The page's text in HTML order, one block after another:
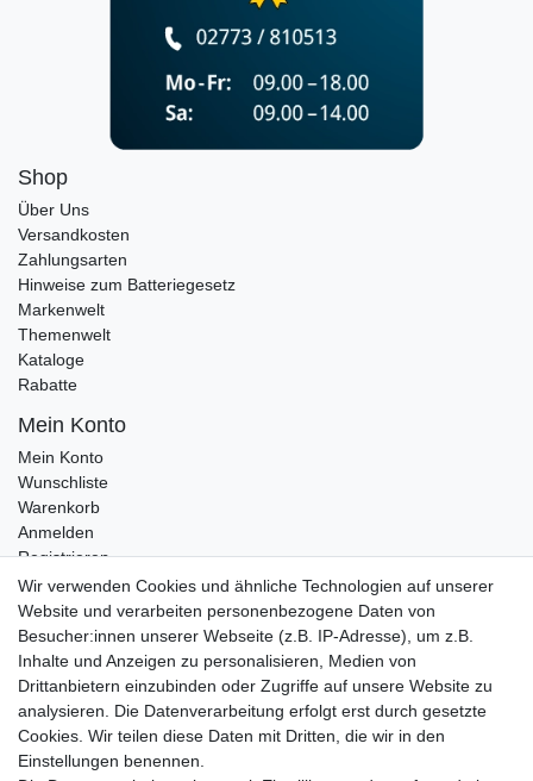
Shop
Über Uns
Versandkosten
Zahlungsarten
Hinweise zum Batteriegesetz
Markenwelt
Themenwelt
Kataloge
Rabatte
Mein Konto
Mein Konto
Wunschliste
Warenkorb
Anmelden
Registrieren
Kontakt
Newsletter Anmeldung
Newsletter Abmeldung
Wir verwenden Cookies und ähnliche Technologien auf unserer
Website und verarbeiten personenbezogene Daten von
Besucher:innen unserer Webseite (z.B. IP-Adresse), um z.B.
Inhalte und Anzeigen zu personalisieren, Medien von
Drittanbietern einzubinden oder Zugriffe auf unsere Website zu
analysieren. Die Datenverarbeitung erfolgt erst durch gesetzte
Cookies. Wir teilen diese Daten mit Dritten, die wir in den
Einstellungen benennen.